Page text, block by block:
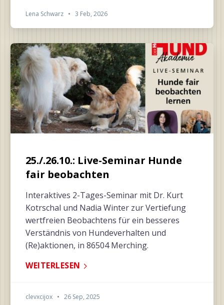
Lena Schwarz • 3 Feb, 2026
25./.26.10.: Live-Seminar Hunde
fair beobachten
Interaktives 2-Tages-Seminar mit Dr. Kurt
Kotrschal und Nadia Winter zur Vertiefung
wertfreien Beobachtens für ein besseres
Verständnis von Hundeverhalten und
(Re)aktionen, in 86504 Merching.
WEITERLESEN
clevxcijox • 26 Sep, 2025